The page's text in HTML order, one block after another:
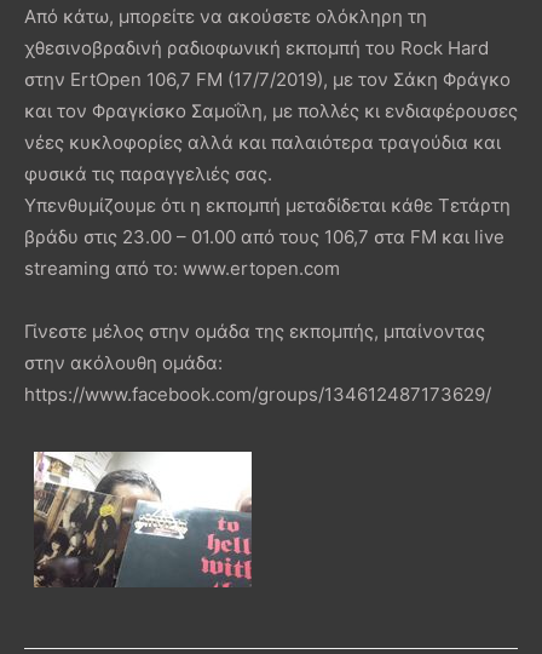
Από κάτω, μπορείτε να ακούσετε ολόκληρη τη
χθεσινοβραδινή ραδιοφωνική εκπομπή του Rock Hard
στην ErtOpen 106,7 FM (17/7/2019), με τον Σάκη Φράγκο
και τον Φραγκίσκο Σαμοΐλη, με πολλές κι ενδιαφέρουσες
νέες κυκλοφορίες αλλά και παλαιότερα τραγούδια και
φυσικά τις παραγγελιές σας.
Υπενθυμίζουμε ότι η εκπομπή μεταδίδεται κάθε Τετάρτη
βράδυ στις 23.00 – 01.00 από τους 106,7 στα FM και live
streaming από το: www.ertopen.com
Γίνεστε μέλος στην ομάδα της εκπομπής, μπαίνοντας
στην ακόλουθη ομάδα:
https://www.facebook.com/groups/134612487173629/